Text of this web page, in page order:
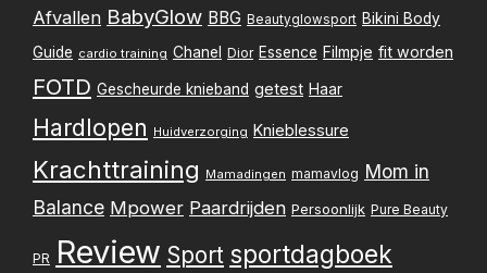
Afvallen BabyGlow BBG Beautyglowsport Bikini Body
Guide cardio training Chanel Dior Essence Filmpje fit worden
FOTD Gescheurde knieband getest Haar
Hardlopen Huidverzorging Knieblessure
Krachttraining Mamadingen mamavlog Mom in
Balance Mpower Paardrijden Persoonlijk Pure Beauty
PR Review Sport sportdagboek